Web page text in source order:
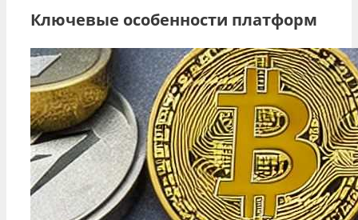
Ключевые особенности платформ